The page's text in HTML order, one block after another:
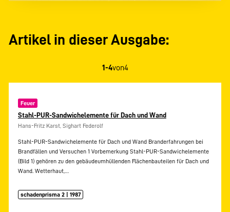
Artikel in dieser Ausgabe:
1-4von4
Feuer
Stahl-PUR-Sandwichelemente für Dach und Wand
Hans-Fritz Karst, Sighart Federolf
Stahl-PUR-Sandwichelemente für Dach und Wand Branderfahrungen bei
Brandfällen und Versuchen 1 Vorbemerkung Stahl-PUR-Sandwichelemente
(Bild 1) gehören zu den gebäudeumhüllenden Flächenbauteilen für Dach und
Wand. Wetterhaut,…
schadenprisma 2 | 1987